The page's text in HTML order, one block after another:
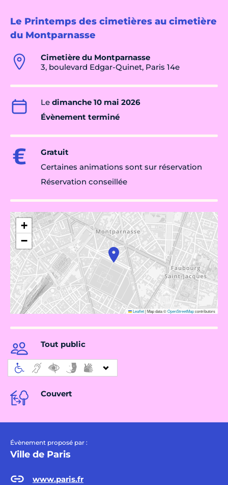
Le Printemps des cimetières au cimetière
du Montparnasse
Cimetière du Montparnasse
3, boulevard Edgar-Quinet, Paris 14e
Le dimanche 10 mai 2026
Évènement terminé
Gratuit
Certaines animations sont sur réservation
Réservation conseillée
+
−
Leaflet|Map data ©OpenStreetMapcontributors
Tout public
Couvert
Évènement proposé par :
Ville de Paris
www.paris.fr